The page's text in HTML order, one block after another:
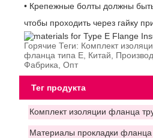
• Крепежные болты должны
чтобы проходить через гайку
Горячие Теги: Комплект
фланца типа E, Китай,
Фабрика, Опт
Тег продукта
Комплект изоляции фланца
Материалы прокладки фланца